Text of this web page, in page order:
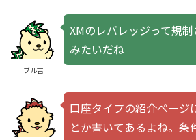
ブル吉
XMのレバレッジって規
みたいだね
口座タイプの紹介ページ
とか書いてあるよね。条